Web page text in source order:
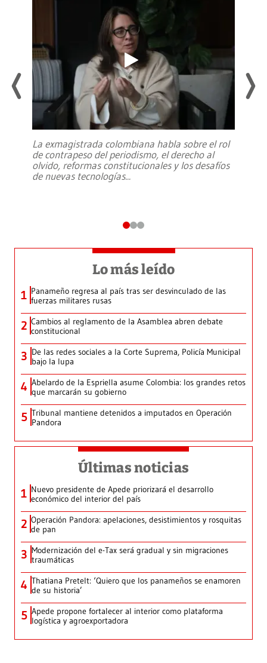
La exmagistrada colombiana habla sobre el rol
de contrapeso del periodismo, el derecho al
olvido, reformas constitucionales y los desafíos
de nuevas tecnologías...
Lo más leído
1 Panameño regresa al país tras ser desvinculado de las
fuerzas militares rusas
2 Cambios al reglamento de la Asamblea abren debate
constitucional
3 De las redes sociales a la Corte Suprema, Policía Municipal
bajo la lupa
4 Abelardo de la Espriella asume Colombia: los grandes retos
que marcarán su gobierno
5 Tribunal mantiene detenidos a imputados en Operación
Pandora
Últimas noticias
1 Nuevo presidente de Apede priorizará el desarrollo
económico del interior del país
2 Operación Pandora: apelaciones, desistimientos y rosquitas
de pan
3 Modernización del e-Tax será gradual y sin migraciones
traumáticas
4 Thatiana Pretelt: ‘Quiero que los panameños se enamoren
de su historia’
5 Apede propone fortalecer al interior como plataforma
logística y agroexportadora